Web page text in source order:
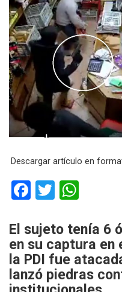
Descargar artículo en
F
ce
b
o
o
T
tt
er
at
s
A
p
El sujeto tenía 6
en su captura en
la PDI fue
lanzó piedras